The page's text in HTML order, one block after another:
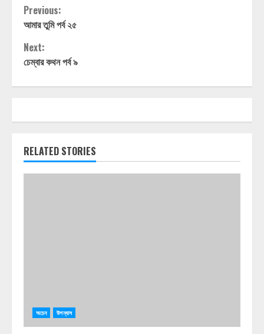
Continue
Reading
Previous:
আমার তুমি পর্ব ২৫
Next:
চেম্বার কথন পর্ব ৯
RELATED STORIES
অচেন উপন্যাস